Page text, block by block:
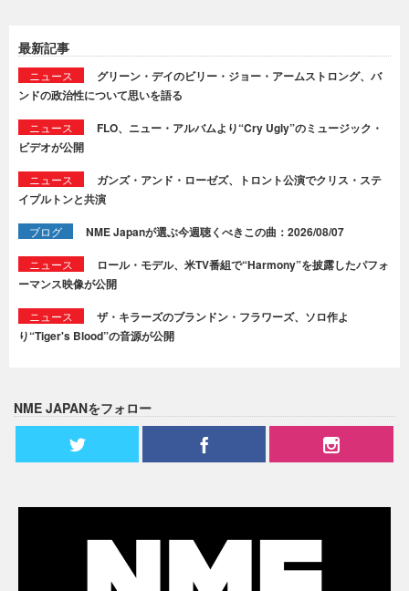
最新記事
ニュース
グリーン・デイのビリー・ジョー・アームストロング、バ
ンドの政治性について思いを語る
ニュース
FLO、ニュー・アルバムより“Cry Ugly”のミュージック・
ビデオが公開
ニュース
ガンズ・アンド・ローゼズ、トロント公演でクリス・ステ
イプルトンと共演
ブログ NME Japanが選ぶ今週聴くべきこの曲：2026/08/07
ニュース
ロール・モデル、米TV番組で“Harmony”を披露したパフォ
ーマンス映像が公開
ニュース
ザ・キラーズのブランドン・フラワーズ、ソロ作よ
り“Tiger's Blood”の音源が公開
NME JAPANをフォロー